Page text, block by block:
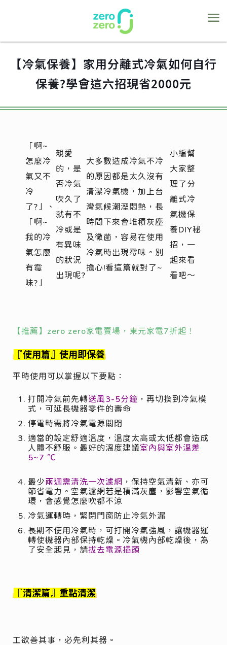
【冷氣保養】家用分離式冷氣如何自行
保養?學會這六招現省2000元
「啊~
怎麼冷
氣又不
冷
了?」、
「啊~
我的冷
氣怎麼
有霉
味?」
親愛
的，是
否冷氣
吹久了
就有不
冷或是
有異味
的狀況
出現呢?
大多數造成冷氣不冷
的原因都是太久沒有
清潔冷氣機，加上台
灣氣候潮溼悶熱，長
時間下來會堆積灰塵
及黴菌，容易在使用
冷氣時出現霉味。別
擔心!看這篇就對了~
小編幫
大家整
理了分
離式冷
氣機保
養DIY秘
招，一
起來看
看吧～
【推薦】zero zero家電賣場，東元家電7折起！
『使用篇』使用即保養
平時使用可以掌握以下要點：
打開冷氣前先轉送風3-5分鐘 ，再切換到冷氣模
式，可延長機器零件的壽命
停電時需將冷氣電源關閉
適當的設定舒適溫度，溫度太高或太低都會造成
人體不舒服。最好的溫度建議室內與室外溫差
5~7 ℃
最少兩週需清洗一次濾網 ，保持空氣清新、亦可
節省電力。空氣濾網若是積滿灰塵，影響空氣循
環，會感覺怎麼吹都不涼
冷氣運轉時，緊閉門窗防止冷氣外漏
長期不使用冷氣時，可打開冷氣強風，讓機器運
轉使機器內部保持乾燥。冷氣機內部乾燥後，為
了安全起見，請拔去電源插頭
『清潔篇』重點清潔
工欲善其事，必先利其器。